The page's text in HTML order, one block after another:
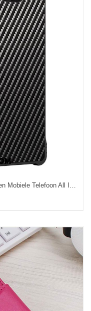
Sony Xperia 10 Plus Hoesje Anti-fall Groen Mobiele Telefoon All Inclusive Omlijsting Goedkoop